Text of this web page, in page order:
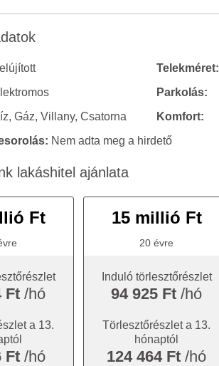
Telekméret:
Parkolás:
Gáz, Villany, Csatorna Komfort:
Nem adta meg a hirdető
lakáshitel ajánlata
Ft
Ft/hó
a 13.
Ft/hó
15 millió Ft
20 évre
Induló törlesztőrészlet
94 925 Ft /hó
Törlesztőrészlet a 13.
hónaptól
124 464 Ft /hó